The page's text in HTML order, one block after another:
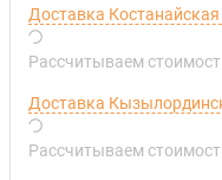
Доставка Костанайская
Рассчитываем
Доставка
Рассчитываем